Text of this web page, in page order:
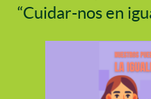
“Cuidar-nos en